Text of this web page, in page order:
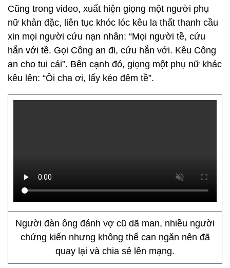
Cũng trong video, xuất hiện giọng một người phụ
nữ khản đặc, liên tục khóc lóc kêu la thất thanh cầu
xin mọi người cứu nạn nhân: “Mọi người tề, cứu
hắn với tề. Gọi Công an đi, cứu hắn với. Kêu Công
an cho tui cái”. Bên cạnh đó, giọng một phụ nữ khác
kêu lên: “Ôi cha ơi, lấy kéo đêm tề”.
Người đàn ông đánh vợ cũ dã man, nhiều người
chứng kiến nhưng không thể can ngăn nên đã
quay lại và chia sẻ lên mạng.